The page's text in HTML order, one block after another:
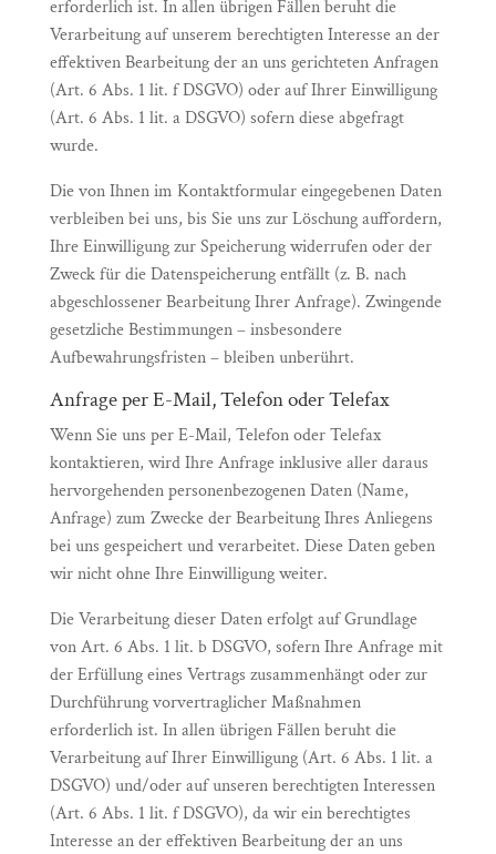
erforderlich ist. In allen übrigen Fällen beruht die
Verarbeitung auf unserem berechtigten Interesse an der
effektiven Bearbeitung der an uns gerichteten Anfragen
(Art. 6 Abs. 1 lit. f DSGVO) oder auf Ihrer Einwilligung
(Art. 6 Abs. 1 lit. a DSGVO) sofern diese abgefragt
wurde.
Die von Ihnen im Kontaktformular eingegebenen Daten
verbleiben bei uns, bis Sie uns zur Löschung auffordern,
Ihre Einwilligung zur Speicherung widerrufen oder der
Zweck für die Datenspeicherung entfällt (z. B. nach
abgeschlossener Bearbeitung Ihrer Anfrage). Zwingende
gesetzliche Bestimmungen – insbesondere
Aufbewahrungsfristen – bleiben unberührt.
Anfrage per E-Mail, Telefon oder Telefax
Wenn Sie uns per E-Mail, Telefon oder Telefax
kontaktieren, wird Ihre Anfrage inklusive aller daraus
hervorgehenden personenbezogenen Daten (Name,
Anfrage) zum Zwecke der Bearbeitung Ihres Anliegens
bei uns gespeichert und verarbeitet. Diese Daten geben
wir nicht ohne Ihre Einwilligung weiter.
Die Verarbeitung dieser Daten erfolgt auf Grundlage
von Art. 6 Abs. 1 lit. b DSGVO, sofern Ihre Anfrage mit
der Erfüllung eines Vertrags zusammenhängt oder zur
Durchführung vorvertraglicher Maßnahmen
erforderlich ist. In allen übrigen Fällen beruht die
Verarbeitung auf Ihrer Einwilligung (Art. 6 Abs. 1 lit. a
DSGVO) und/oder auf unseren berechtigten Interessen
(Art. 6 Abs. 1 lit. f DSGVO), da wir ein berechtigtes
Interesse an der effektiven Bearbeitung der an uns